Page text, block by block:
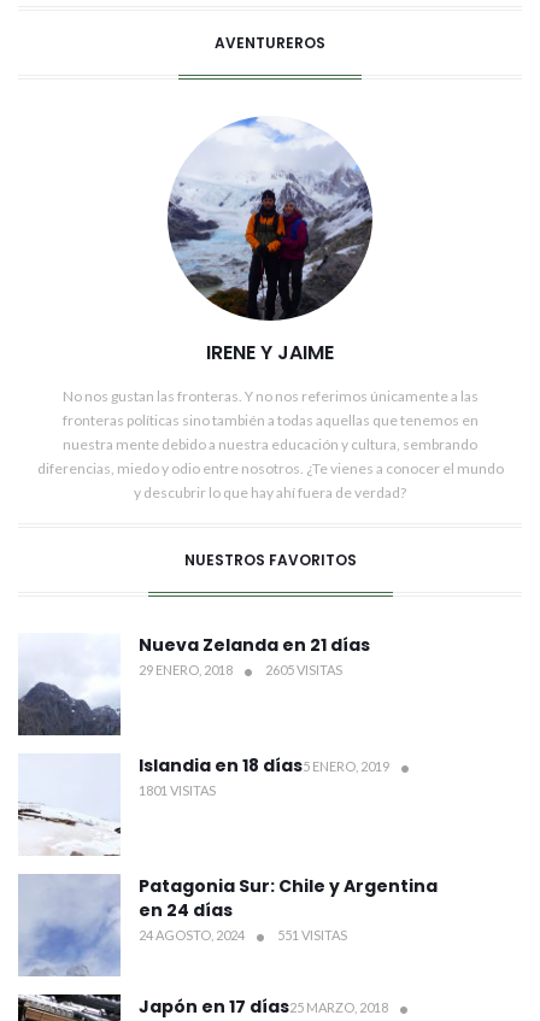
AVENTUREROS
IRENE Y JAIME
No nos gustan las fronteras. Y no nos referimos únicamente a las
fronteras políticas sino también a todas aquellas que tenemos en
nuestra mente debido a nuestra educación y cultura, sembrando
diferencias, miedo y odio entre nosotros. ¿Te vienes a conocer el mundo
y descubrir lo que hay ahí fuera de verdad?
NUESTROS FAVORITOS
Nueva Zelanda en 21 días
29 ENERO, 2018 2605 VISITAS
Islandia en 18 días5 ENERO, 2019
1801 VISITAS
Patagonia Sur: Chile y Argentina
en 24 días
24 AGOSTO, 2024 551 VISITAS
Japón en 17 días25 MARZO, 2018